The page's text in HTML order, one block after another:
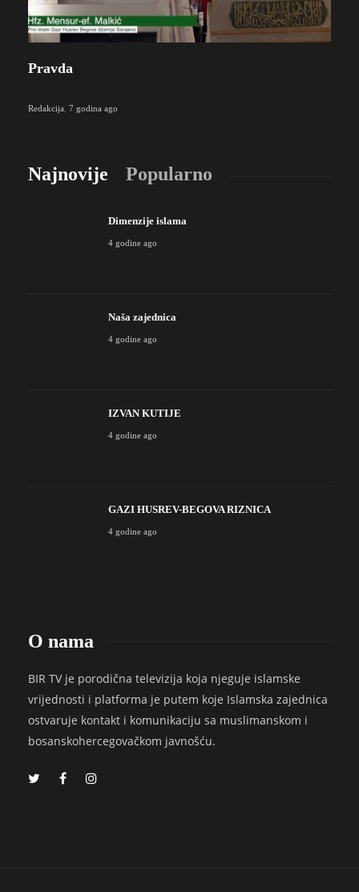
Pravda
Redakcija 7 godina ago
Najnovije Popularno
Dimenzije islama
4 godine ago
Naša zajednica
4 godine ago
IZVAN KUTIJE
4 godine ago
GAZI HUSREV-BEGOVA RIZNICA
4 godine ago
O nama
BIR TV je porodična televizija koja njeguje islamske
vrijednosti i platforma je putem koje Islamska zajednica
ostvaruje kontakt i komunikaciju sa muslimanskom i
bosanskohercegovačkom javnošću.